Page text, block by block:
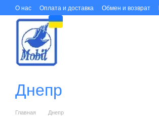
Перейти к основному контенту
О нас Оплата и доставка Обмен и возврат
Днепр
Главная Днепр